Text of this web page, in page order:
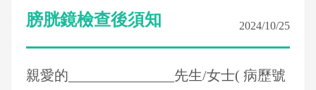
膀胱鏡檢查後須知 2024/10/25
親愛的_______________先生/女士( 病歷號